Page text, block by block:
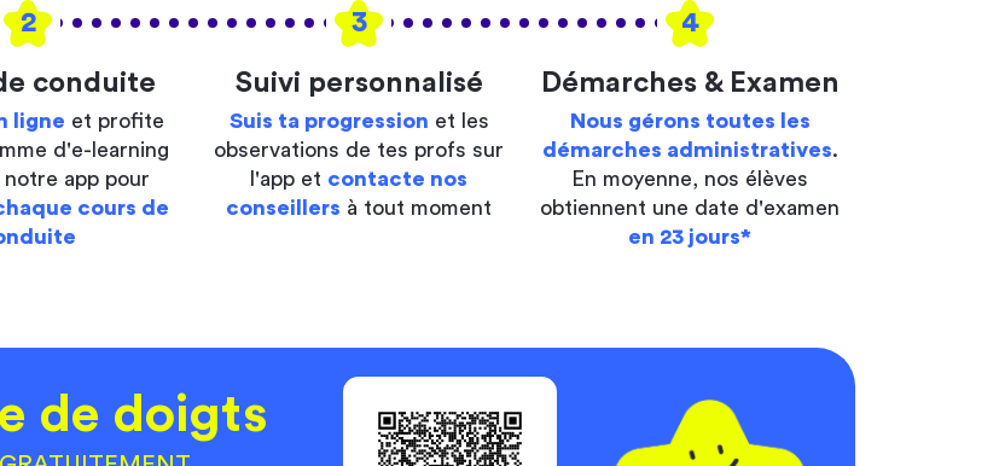
2 3 4
conduite
ligne et profite
d'e-learning
app pour
cours de
Suivi personnalisé
Suis ta progression et les
observations de tes profs sur
l'app et contacte nos
conseillers à tout moment
Démarches & Examen
Nous gérons toutes les
démarches administratives.
En moyenne, nos élèves
obtiennent une date d'examen
en 23 jours*
de doigts